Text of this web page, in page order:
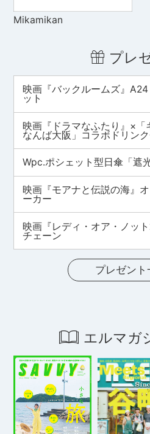
Mikamikan
プレ
映画『バックルームズ』
ット
映画『ドラマなふたり』×
なんば大阪」コラボドリン
Wpc.ポシェット型日傘「遮
映画『モアナと伝説の海』
ーカー
映画『レディ・オア・ノッ
チェーン
プレゼント
エルマガ